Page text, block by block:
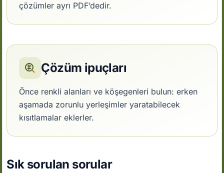
çözümler ayrı PDF’dedir.
Çözüm ipuçları
Önce renkli alanları ve köşegenleri bulun: erken
aşamada zorunlu yerleşimler yaratabilecek
kısıtlamalar eklerler.
Sık sorulan sorular